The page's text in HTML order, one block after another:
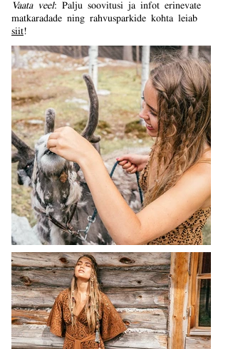
Vaata veel: Palju soovitusi ja infot erinevate
matkaradade ning rahvusparkide kohta leiab
siit!